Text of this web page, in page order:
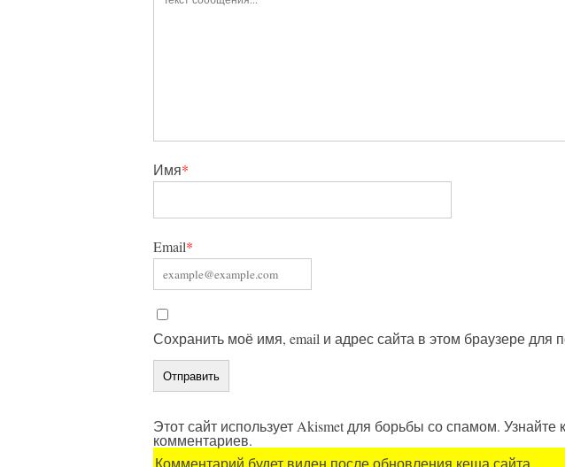
Имя*
Email*
Сохранить моё имя, email и адрес сайта в этом браузере
Этот сайт использует Akismet для борьбы со спамом.
комментариев.
Комментарий будет виден после обновления кеша сайта